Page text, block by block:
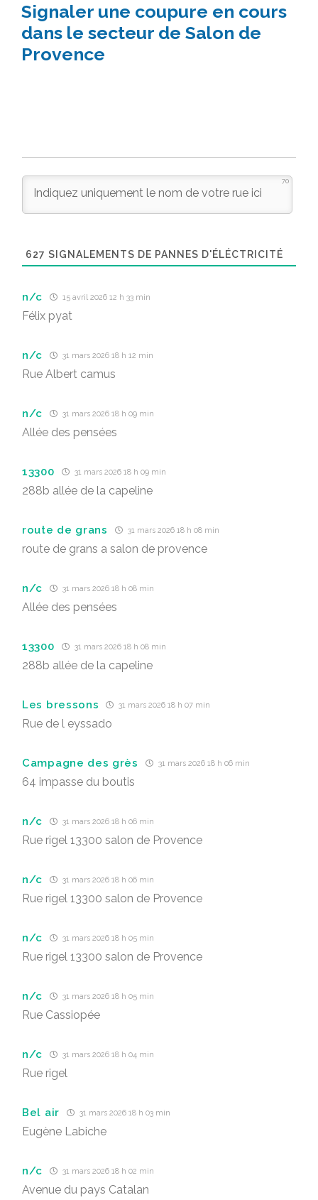
Signaler une coupure en cours
dans le secteur de Salon de
Provence
70
627 SIGNALEMENTS DE PANNES D'ÉLÉCTRICITÉ
n/c 15 avril 2026 12 h 33 min
Félix pyat
n/c 31 mars 2026 18 h 12 min
Rue Albert camus
n/c 31 mars 2026 18 h 09 min
Allée des pensées
13300 31 mars 2026 18 h 09 min
288b allée de la capeline
route de grans 31 mars 2026 18 h 08 min
route de grans a salon de provence
n/c 31 mars 2026 18 h 08 min
Allée des pensées
13300 31 mars 2026 18 h 08 min
288b allée de la capeline
Les bressons 31 mars 2026 18 h 07 min
Rue de l eyssado
Campagne des grès 31 mars 2026 18 h 06 min
64 impasse du boutis
n/c 31 mars 2026 18 h 06 min
Rue rigel 13300 salon de Provence
n/c 31 mars 2026 18 h 06 min
Rue rigel 13300 salon de Provence
n/c 31 mars 2026 18 h 05 min
Rue rigel 13300 salon de Provence
n/c 31 mars 2026 18 h 05 min
Rue Cassiopée
n/c 31 mars 2026 18 h 04 min
Rue rigel
Bel air 31 mars 2026 18 h 03 min
Eugène Labiche
n/c 31 mars 2026 18 h 02 min
Avenue du pays Catalan